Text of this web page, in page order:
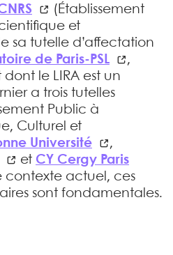
(Établissement
et
sa tutelle d’affectation
de Paris-PSL
,
le LIRA est un
a trois tutelles
Public à
Culturel et
Université
,
et CY Cergy Paris
contexte actuel, ces
sont fondamentales.